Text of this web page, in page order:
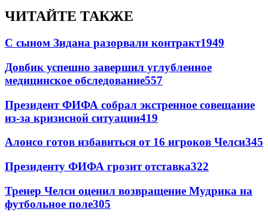
ЧИТАЙТЕ ТАКЖЕ
С сыном Зидана разорвали контракт1949
Довбик успешно завершил углубленное
медицинское обследование557
Президент ФИФА собрал экстренное совещание
из-за кризисной ситуации419
Алонсо готов избавиться от 16 игроков Челси345
Президенту ФИФА грозит отставка322
Тренер Челси оценил возвращение Мудрика на
футбольное поле305